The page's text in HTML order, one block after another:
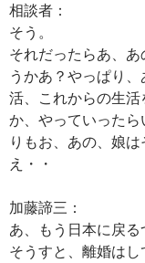
相談者：
そう。
それだったらあ、
うかあ？やっぱり
活、これからの生活
か、やっていった
りもお、あの、娘
え・・
加藤諦三：
あ、もう日本に戻
そうすと、離婚はし